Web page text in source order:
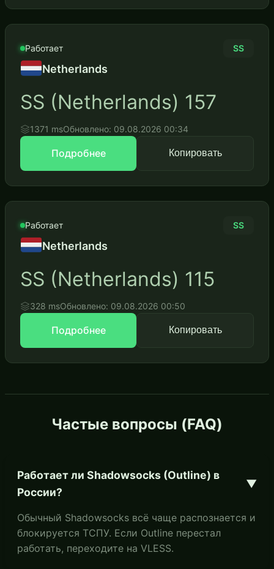
Работает SS
Netherlands
SS (Netherlands) 157
1371 msОбновлено: 09.08.2026 00:34
Подробнее Копировать
Работает SS
Netherlands
SS (Netherlands) 115
328 msОбновлено: 09.08.2026 00:50
Подробнее Копировать
Частые вопросы (FAQ)
Работает ли Shadowsocks (Outline) в
России?
▼
Обычный Shadowsocks всё чаще распознается и
блокируется ТСПУ. Если Outline перестал
работать, переходите на VLESS.